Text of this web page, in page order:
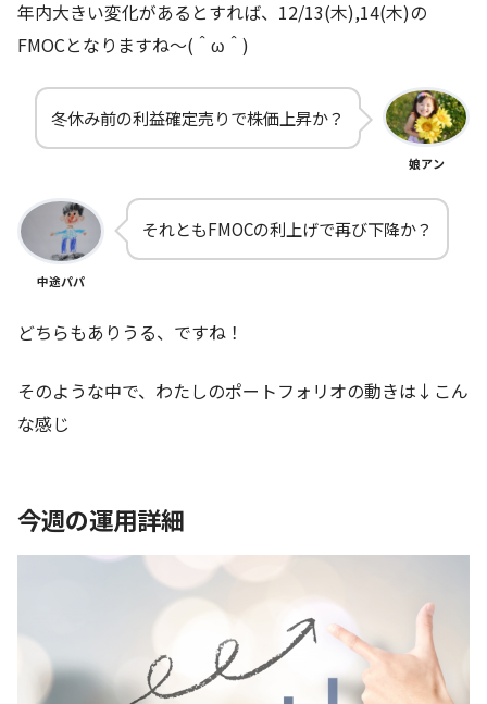
年内大きい変化があるとすれば、12/13(木),14(木)の
FMOCとなりますね～(＾ω＾)
冬休み前の利益確定売りで株価上昇か？
娘アン
中途パパ
それともFMOCの利上げで再び下降か？
どちらもありうる、ですね！
そのような中で、わたしのポートフォリオの動きは↓こん
な感じ
今週の運用詳細